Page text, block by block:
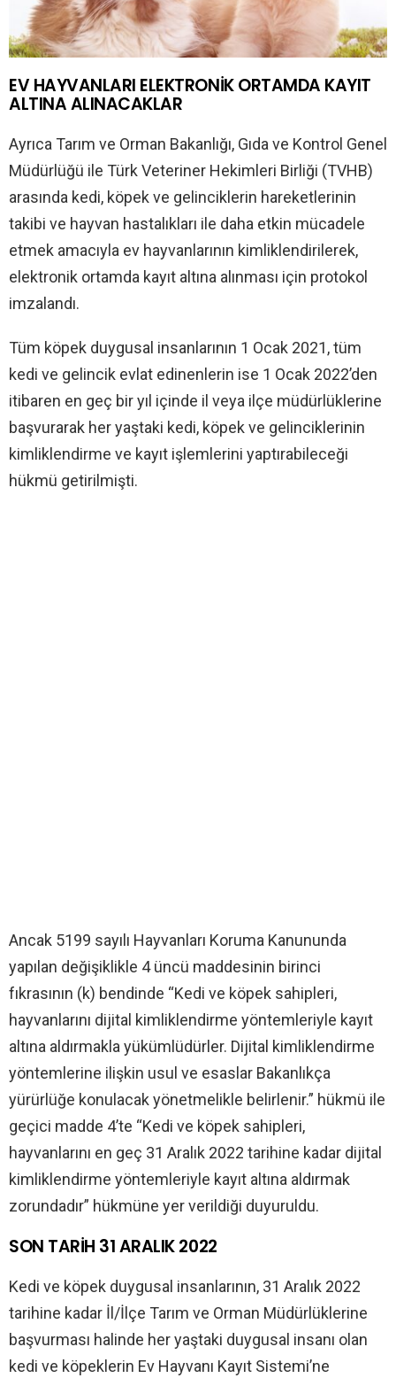
EV HAYVANLARI ELEKTRONIK ORTAMDA KAYIT
ALTINA ALINACAKLAR
Ayrıca Tarım ve Orman Bakanlığı, Gıda ve Kontrol Genel
Müdürlüğü ile Türk Veteriner Hekimleri Birliği (TVHB)
arasında kedi, köpek ve gelinciklerin hareketlerinin
takibi ve hayvan hastalıkları ile daha etkin mücadele
etmek amacıyla ev hayvanlarının kimliklendirilerek,
elektronik ortamda kayıt altına alınması için protokol
imzalandı.
Tüm köpek duygusal insanlarının 1 Ocak 2021, tüm
kedi ve gelincik evlat edinenlerin ise 1 Ocak 2022’den
itibaren en geç bir yıl içinde il veya ilçe müdürlüklerine
başvurarak her yaştaki kedi, köpek ve gelinciklerinin
kimliklendirme ve kayıt işlemlerini yaptırabileceği
hükmü getirilmişti.
Ancak 5199 sayılı Hayvanları Koruma Kanununda
yapılan değişiklikle 4 üncü maddesinin birinci
fıkrasının (k) bendinde “Kedi ve köpek sahipleri,
hayvanlarını dijital kimliklendirme yöntemleriyle kayıt
altına aldırmakla yükümlüdürler. Dijital kimliklendirme
yöntemlerine ilişkin usul ve esaslar Bakanlıkça
yürürlüğe konulacak yönetmelikle belirlenir.” hükmü ile
geçici madde 4’te “Kedi ve köpek sahipleri,
hayvanlarını en geç 31 Aralık 2022 tarihine kadar dijital
kimliklendirme yöntemleriyle kayıt altına aldırmak
zorundadır” hükmüne yer verildiği duyuruldu.
SON TARIH 31 ARALIK 2022
Kedi ve köpek duygusal insanlarının, 31 Aralık 2022
tarihine kadar İl/İlçe Tarım ve Orman Müdürlüklerine
başvurması halinde her yaştaki duygusal insanı olan
kedi ve köpeklerin Ev Hayvanı Kayıt Sistemi’ne